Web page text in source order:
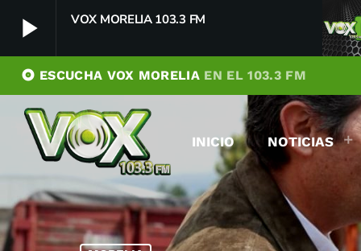
play_arrow VOX MORELIA 103.3 FM
play_arrow VOX MORELIA 103.3 FM
Player Debug
pushFeed = INITIALIZE1786184119390
newFeedReading = REITERATE - 1786184119391
newFeedReading = REITERATE - 1786184119497
album ESCUCHA VOX MORELIA EN EL 103.3 FM
INICIO NOTICIAS